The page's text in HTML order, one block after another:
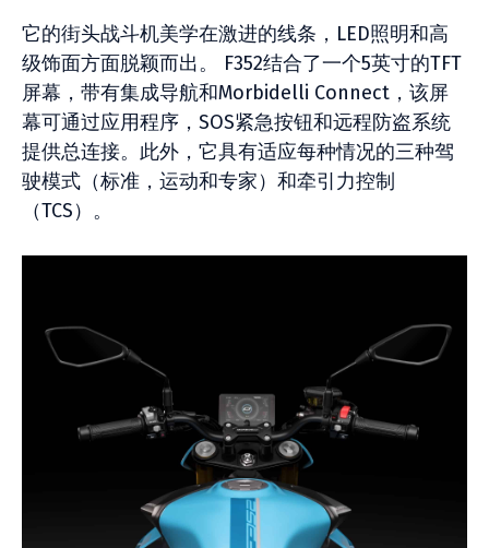
它的街头战斗机美学在激进的线条，LED照明和高
级饰面方面脱颖而出。 F352结合了一个5英寸的TFT
屏幕，带有集成导航和Morbidelli Connect，该屏
幕可通过应用程序，SOS紧急按钮和远程防盗系统
提供总连接。此外，它具有适应每种情况的三种驾
驶模式（标准，运动和专家）和牵引力控制
（TCS）。